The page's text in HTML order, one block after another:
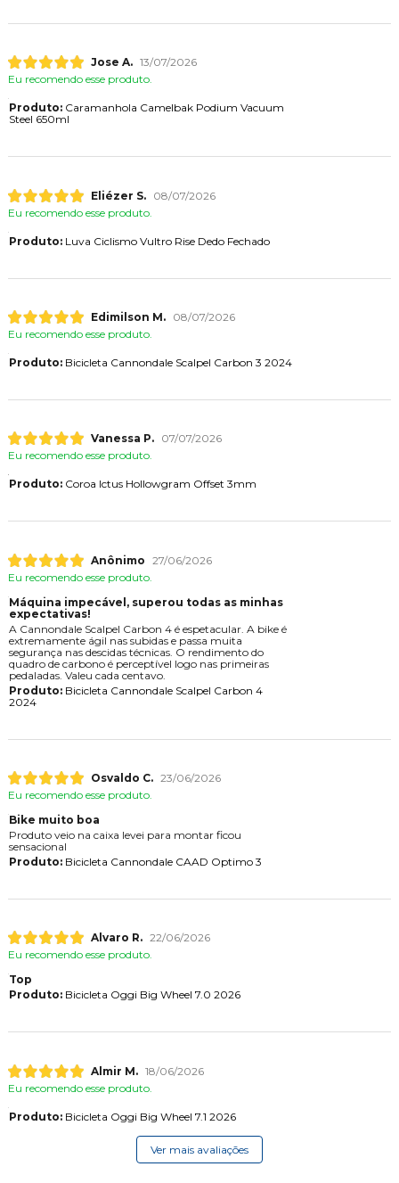
Jose A. 13/07/2026
Eu recomendo esse produto.
Produto:Caramanhola Camelbak Podium Vacuum
Steel 650ml
Eliézer S.
08/07/2026
Eu recomendo esse produto.
Produto:Luva Ciclismo Vultro Rise Dedo Fechado
Edimilson M.
08/07/2026
Eu recomendo esse produto.
Produto:Bicicleta Cannondale Scalpel Carbon 3 2024
Vanessa P.
07/07/2026
Eu recomendo esse produto.
Produto:Coroa Ictus Hollowgram Offset 3mm
Anônimo 27/06/2026
Eu recomendo esse produto.
Máquina impecável, superou todas as minhas
expectativas!
A Cannondale Scalpel Carbon 4 é espetacular. A bike é
extremamente ágil nas subidas e passa muita
segurança nas descidas técnicas. O rendimento do
quadro de carbono é perceptível logo nas primeiras
pedaladas. Valeu cada centavo.
Produto:Bicicleta Cannondale Scalpel Carbon 4
2024
Osvaldo C. 23/06/2026
Eu recomendo esse produto.
Bike muito boa
Produto veio na caixa levei para montar ficou
sensacional
Produto:Bicicleta Cannondale CAAD Optimo 3
Alvaro R. 22/06/2026
Eu recomendo esse produto.
Top
Produto:Bicicleta Oggi Big Wheel 7.0 2026
Almir M. 18/06/2026
Eu recomendo esse produto.
Produto:Bicicleta Oggi Big Wheel 7.1 2026
Ver mais avaliações